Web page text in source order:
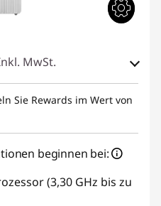
MwSt.
Sie Rewards im Wert von
beginnen bei:
(3,30 GHz bis zu